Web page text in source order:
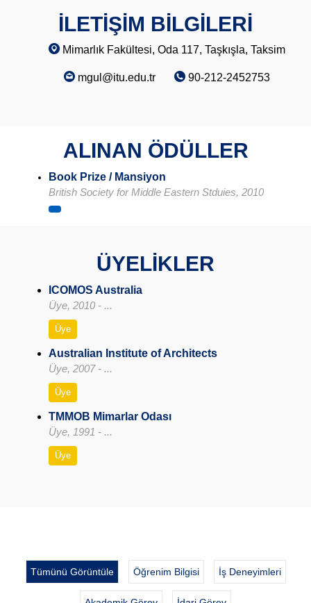
İLETİŞİM BİLGİLERİ
Mimarlık Fakültesi, Oda 117, Taşkışla, Taksim
mgul@itu.edu.tr 90-212-2452753
ALINAN ÖDÜLLER
Book Prize / Mansiyon
British Society for Middle Eastern Stduies, 2010
ÜYELİKLER
ICOMOS Australia
Üye, 2010 - ...
Üye
Australian Institute of Architects
Üye, 2007 - ...
Üye
TMMOB Mimarlar Odası
Üye, 1991 - ...
Üye
Tümünü Görüntüle Öğrenim Bilgisi İş Deneyimleri